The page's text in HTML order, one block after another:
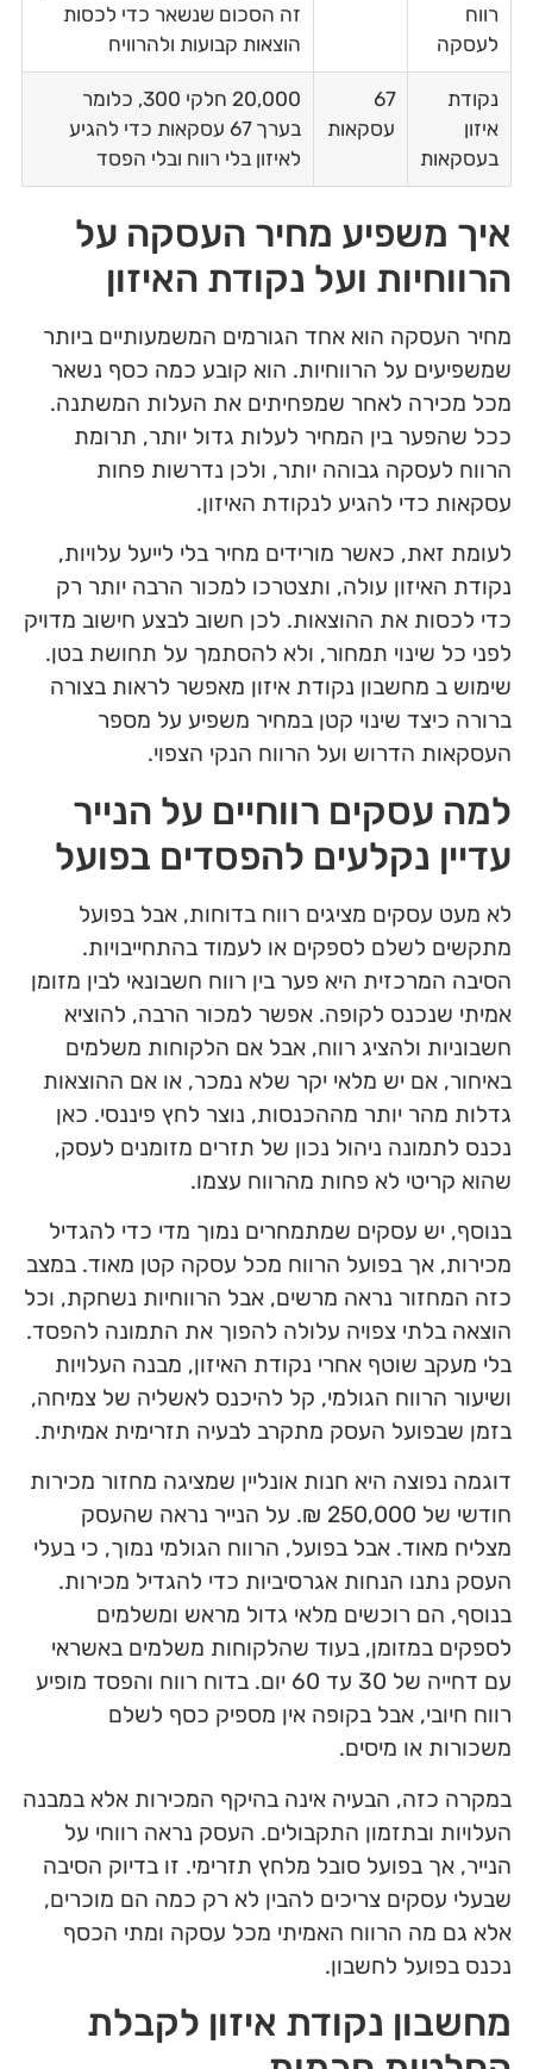
רווח
לעסקה
זה הסכום שנשאר כדי לכסות
הוצאות קבועות ולהרוויח
נקודת
איזון
בעסקאות
67
עסקאות
20,000 חלקי 300, כלומר
בערך 67 עסקאות כדי להגיע
לאיזון בלי רווח ובלי הפסד
איך משפיע מחיר העסקה על
הרווחיות ועל נקודת האיזון
מחיר העסקה הוא אחד הגורמים המשמעותיים ביותר
שמשפיעים על הרווחיות. הוא קובע כמה כסף נשאר
מכל מכירה לאחר שמפחיתים את העלות המשתנה.
ככל שהפער בין המחיר לעלות גדול יותר, תרומת
הרווח לעסקה גבוהה יותר, ולכן נדרשות פחות
עסקאות כדי להגיע לנקודת האיזון.
לעומת זאת, כאשר מורידים מחיר בלי לייעל עלויות,
נקודת האיזון עולה, ותצטרכו למכור הרבה יותר רק
כדי לכסות את ההוצאות. לכן חשוב לבצע חישוב מדויק
לפני כל שינוי תמחור, ולא להסתמך על תחושת בטן.
שימוש ב מחשבון נקודת איזון מאפשר לראות בצורה
ברורה כיצד שינוי קטן במחיר משפיע על מספר
העסקאות הדרוש ועל הרווח הנקי הצפוי.
למה עסקים רווחיים על הנייר
עדיין נקלעים להפסדים בפועל
לא מעט עסקים מציגים רווח בדוחות, אבל בפועל
מתקשים לשלם לספקים או לעמוד בהתחייבויות.
הסיבה המרכזית היא פער בין רווח חשבונאי לבין מזומן
אמיתי שנכנס לקופה. אפשר למכור הרבה, להוציא
חשבוניות ולהציג רווח, אבל אם הלקוחות משלמים
באיחור, אם יש מלאי יקר שלא נמכר, או אם ההוצאות
גדלות מהר יותר מההכנסות, נוצר לחץ פיננסי. כאן
נכנס לתמונה ניהול נכון של תזרים מזומנים לעסק,
שהוא קריטי לא פחות מהרווח עצמו.
בנוסף, יש עסקים שמתמחרים נמוך מדי כדי להגדיל
מכירות, אך בפועל הרווח מכל עסקה קטן מאוד. במצב
כזה המחזור נראה מרשים, אבל הרווחיות נשחקת, וכל
הוצאה בלתי צפויה עלולה להפוך את התמונה להפסד.
בלי מעקב שוטף אחרי נקודת האיזון, מבנה העלויות
ושיעור הרווח הגולמי, קל להיכנס לאשליה של צמיחה,
בזמן שבפועל העסק מתקרב לבעיה תזרימית אמיתית.
דוגמה נפוצה היא חנות אונליין שמציגה מחזור מכירות
חודשי של 250,000 ₪. על הנייר נראה שהעסק
מצליח מאוד. אבל בפועל, הרווח הגולמי נמוך, כי בעלי
העסק נתנו הנחות אגרסיביות כדי להגדיל מכירות.
בנוסף, הם רוכשים מלאי גדול מראש ומשלמים
לספקים במזומן, בעוד שהלקוחות משלמים באשראי
עם דחייה של 30 עד 60 יום. בדוח רווח והפסד מופיע
רווח חיובי, אבל בקופה אין מספיק כסף לשלם
משכורות או מיסים.
במקרה כזה, הבעיה אינה בהיקף המכירות אלא במבנה
העלויות ובתזמון התקבולים. העסק נראה רווחי על
הנייר, אך בפועל סובל מלחץ תזרימי. זו בדיוק הסיבה
שבעלי עסקים צריכים להבין לא רק כמה הם מוכרים,
אלא גם מה הרווח האמיתי מכל עסקה ומתי הכסף
נכנס בפועל לחשבון.
מחשבון נקודת איזון לקבלת